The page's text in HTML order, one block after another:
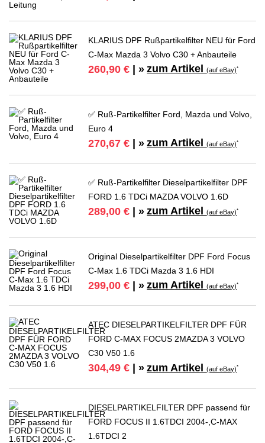
KLARIUS DPF Rußpartikelfilter NEU für Ford
C-Max Mazda 3 Volvo C30 + Anbauteile
260,90 € | » zum Artikel(auf eBay)*
✅ Ruß-Partikelfilter Ford, Mazda und Volvo,
Euro 4
270,67 € | » zum Artikel(auf eBay)*
✅ Ruß-Partikelfilter Dieselpartikelfilter DPF
FORD 1.6 TDCi MAZDA VOLVO 1.6D
289,00 € | » zum Artikel(auf eBay)*
Original Dieselpartikelfilter DPF Ford Focus
C-Max 1.6 TDCi Mazda 3 1.6 HDI
299,00 € | » zum Artikel(auf eBay)*
ATEC DIESELPARTIKELFILTER DPF FÜR
FORD C-MAX FOCUS 2MAZDA 3 VOLVO
C30 V50 1.6
304,49 € | » zum Artikel(auf eBay)*
DIESELPARTIKELFILTER DPF passend für
FORD FOCUS II 1.6TDCI 2004-,C-MAX
1.6TDCI 2